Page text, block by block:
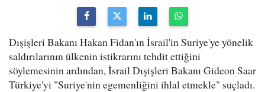
Dışişleri Bakanı Hakan Fidan'ın İsrail'in Suriye'ye yönelik
saldırılarının ülkenin istikrarını tehdit ettiğini
söylemesinin ardından, İsrail Dışişleri Bakanı Gideon Saar
Türkiye'yi "Suriye'nin egemenliğini ihlal etmekle" suçladı.